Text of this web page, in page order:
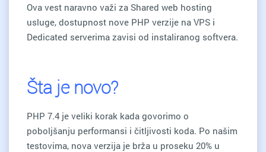
Ova vest naravno važi za Shared web hosting
usluge, dostupnost nove PHP verzije na VPS i
Dedicated serverima zavisi od instaliranog softvera.
Šta je novo?
PHP 7.4 je veliki korak kada govorimo o
poboljšanju performansi i čitljivosti koda. Po našim
testovima, nova verzija je brža u proseku 20% u